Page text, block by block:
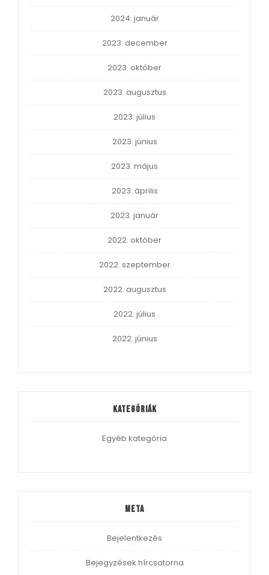
2024. január
2023. december
2023. október
2023. augusztus
2023. július
2023. június
2023. május
2023. április
2023. január
2022. október
2022. szeptember
2022. augusztus
2022. július
2022. június
Kategóriák
Egyéb kategória
Meta
Bejelentkezés
Bejegyzések hírcsatorna